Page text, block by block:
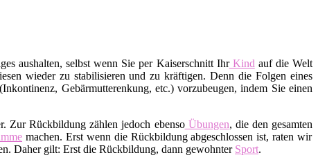
aushalten, selbst wenn Sie per Kaiserschnitt IhrKind auf die Welt
wieder zu stabilisieren und zu kräftigen. Denn die Folgen eines
Gebärmutterenkung, etc.) vorzubeugen, indem Sie einen
Zur Rückbildung zählen jedoch ebensoÜbungen, die den gesamten
machen. Erst wenn die Rückbildung abgeschlossen ist, raten wir
Daher gilt: Erst die Rückbildung, dann gewohnter Sport.